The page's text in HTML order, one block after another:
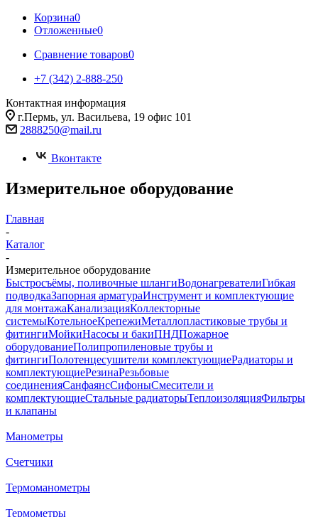
Корзина0
Отложенные0
Сравнение товаров0
+7 (342) 2-888-250
Контактная информация
г.Пермь, ул. Васильева, 19 офис 101
2888250@mail.ru
Вконтакте
Измерительное оборудование
Главная
-
Каталог
-
Измерительное оборудование
Быстросъёмы, поливочные шлангиВодонагревателиГибкая
подводкаЗапорная арматураИнструмент и комплектующие
для монтажаКанализацияКоллекторные
системыКотельноеКрепежиМеталлопластиковые трубы и
фитингиМойкиНасосы и бакиПНДПожарное
оборудованиеПолипропиленовые трубы и
фитингиПолотенцесушители комплектующиеРадиаторы и
комплектующиеРезинаРезьбовые
соединенияСанфаянсСифоныСмесители и
комплектующиеСтальные радиаторыТеплоизоляцияФильтры
и клапаны
Манометры
Счетчики
Термоманометры
Термометры